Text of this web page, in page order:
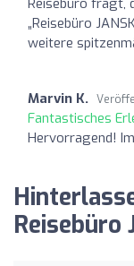
„Reisebüro
weitere
Marvin K.
Fantastisches
Hervorragend!
Reisebüro